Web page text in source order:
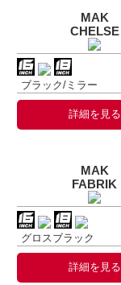
MAK
CHELSE
ブラック/ミラー
詳細を見る
MAK
FABRIK
グロスブラック
詳細を見る